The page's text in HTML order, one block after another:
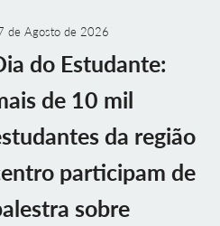
de Agosto de 2026
do Estudante:
de 10 mil
da região
participam de
sobre